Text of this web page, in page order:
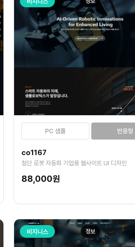
PC 샘플 반응형
co1167
첨단 로봇 자동화 기업용 웹사이트 UI 디자인
88,000원
정보
비지니스